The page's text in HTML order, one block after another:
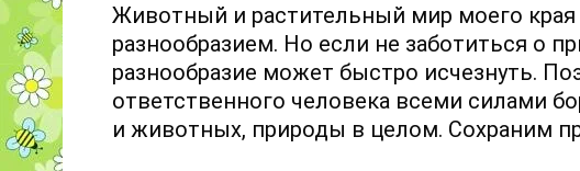
Животный и растительный мир моего
разнообразием. Но если не заботиться о
разнообразие может быстро исчезнуть.
ответственного человека всеми силами
и животных, природы в целом. Сохраним